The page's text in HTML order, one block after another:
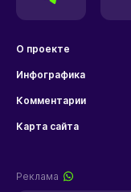
О проекте
Инфографика
Комментарии
Карта сайта
Реклама